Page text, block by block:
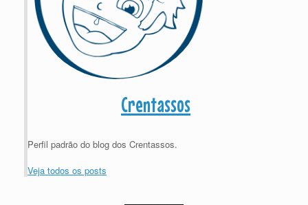
Crentassos
Perfil padrão do blog dos Crentassos.
Veja todos os posts